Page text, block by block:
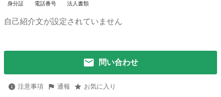
身分証 電話番号 法人書類
自己紹介文が設定されていません
問い合わせ
注意事項 通報 お気に入り